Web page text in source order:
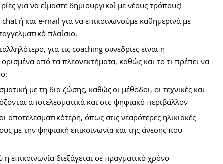
για να είμαστε δημιουργικοί με νέους τρόπους!
ή και e-mail για να επικοινωνούμε καθημερινά με
πλαίσιο.
για τις coaching συνεδρίες είναι η
από τα πλεονεκτήματα, καθώς και το τι πρέπει να
με τη δια ζώσης, καθώς οι μέθοδοι, οι τεχνικές και
αποτελεσματικά και στο ψηφιακό περιβάλλον
αποτελεσματικότερη, όπως στις νεαρότερες ηλικιακές
με την ψηφιακή επικοινωνία και της άνεσης που
επικοινωνία διεξάγεται σε πραγματικό χρόνο